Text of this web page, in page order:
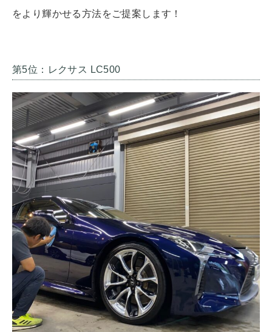
をより輝かせる方法をご提案します！
第5位：レクサス LC500